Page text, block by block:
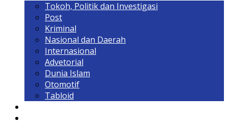
Tokoh, Politik dan Investigasi
Post
Kriminal
Nasional dan Daerah
Internasional
Advetorial
Dunia Islam
Otomotif
Tabloid